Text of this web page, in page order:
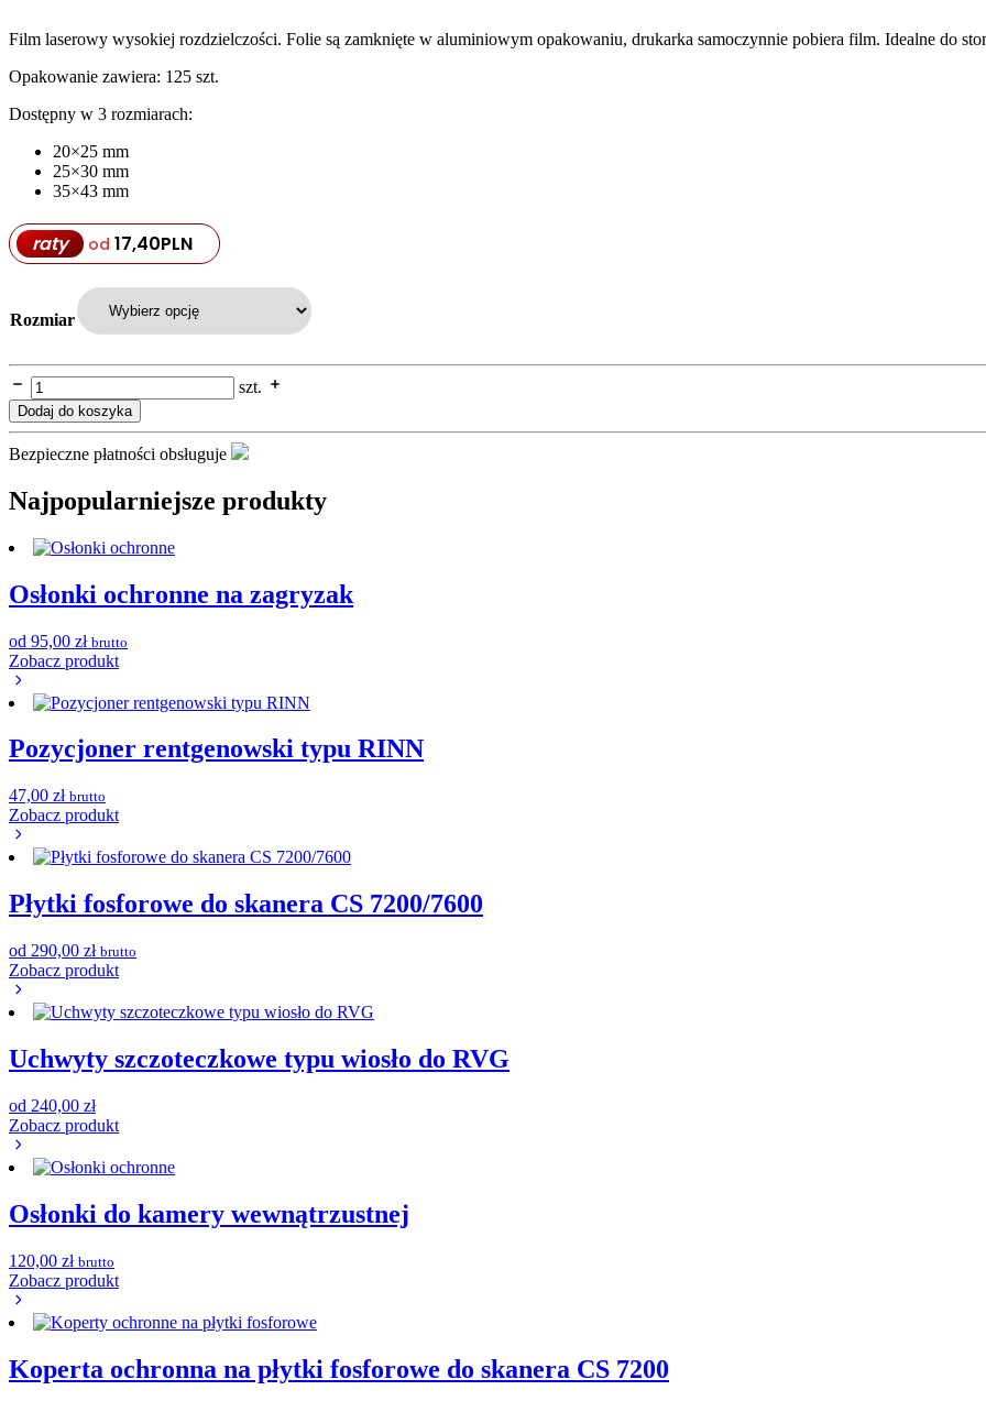
Film laserowy wysokiej rozdzielczości. Folie są zamknięte w aluminiowym opakowaniu, drukarka samoczynnie pobiera film. Idealne do
Opakowanie zawiera: 125 szt.
Dostępny w 3 rozmiarach:
20×25 mm
25×30 mm
35×43 mm
raty od 17,40PLN
Rozmiar
szt.
Dodaj do koszyka
Bezpieczne płatności obsługuje
Najpopularniejsze produkty
Osłonki ochronne na zagryzak
od 95,00 zł brutto
Zobacz produkt
Pozycjoner rentgenowski typu RINN
47,00 zł brutto
Zobacz produkt
Płytki fosforowe do skanera CS 7200/7600
od 290,00 zł brutto
Zobacz produkt
Uchwyty szczoteczkowe typu wiosło do RVG
od 240,00 zł
Zobacz produkt
Osłonki do kamery wewnątrzustnej
120,00 zł brutto
Zobacz produkt
Koperta ochronna na płytki fosforowe do skanera CS 7200